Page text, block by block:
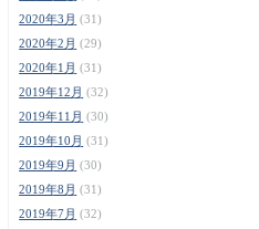
2020年3月 (31)
2020年2月 (29)
2020年1月 (31)
2019年12月 (32)
2019年11月 (30)
2019年10月 (31)
2019年9月 (30)
2019年8月 (31)
2019年7月 (32)